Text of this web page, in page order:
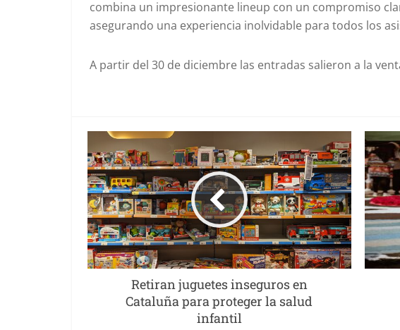
combina un impresionante lineup con un compromiso
asegurando una experiencia inolvidable para todos los
A partir del 30 de diciembre las entradas salieron a la
Retiran juguetes inseguros en
Cataluña para proteger la salud
infantil